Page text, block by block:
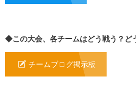
◆この大会、各チームはどう戦う？ど
チームブログ掲示板